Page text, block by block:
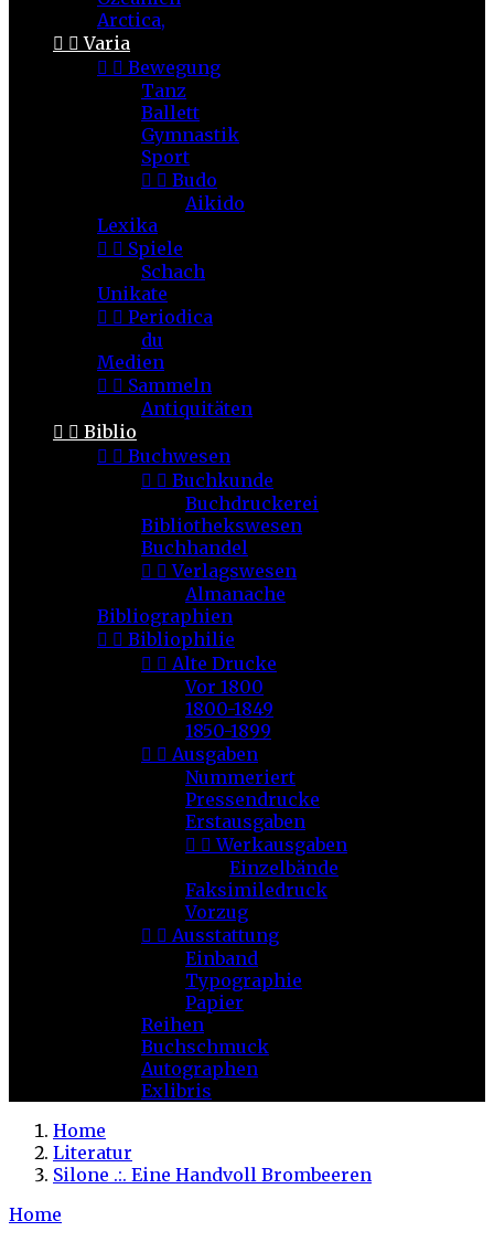
Arctica,
  Varia
  Bewegung
Tanz
Ballett
Gymnastik
Sport
  Budo
Aikido
Lexika
  Spiele
Schach
Unikate
  Periodica
du
Medien
  Sammeln
Antiquitäten
  Biblio
  Buchwesen
  Buchkunde
Buchdruckerei
Bibliothekswesen
Buchhandel
  Verlagswesen
Almanache
Bibliographien
  Bibliophilie
  Alte Drucke
Vor 1800
1800-1849
1850-1899
  Ausgaben
Nummeriert
Pressendrucke
Erstausgaben
  Werkausgaben
Einzelbände
Faksimiledruck
Vorzug
  Ausstattung
Einband
Typographie
Papier
Reihen
Buchschmuck
Autographen
Exlibris
Home
Literatur
Silone .:. Eine Handvoll Brombeeren
Home